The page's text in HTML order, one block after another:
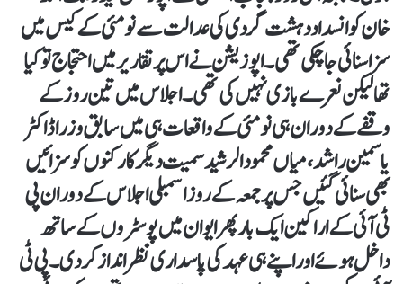
خان کو انسداد دہشت گردی کی عدالت سے نومئی کے کیس میں
سزا سنائی جا چکی تھی۔ اپوزیشن نے اس پر تقاریر میں احتجاج تو کیا
تھا لیکن نعرے بازی نہیں کی تھی۔ اجلاس میں تین روز کے
وقفے کے دوران ہی نومئی کے واقعات ہی میں سابق وزرا ڈ اکٹر
یاسمین راشد، میاں محمود الرشید سمیت دیگر کارکنوں کو سزائیں
بھی سنائی گئیں جس پر جمعہ کے روز اسمبلی اجلاس کے دوران پی
ٹی آئی کے اراکین ایک بار پھر ایوان میں پوسٹروں کے ساتھ
داخل ہوئے اور اپنے ہی عہد کی پاسداری نظر انداز کردی۔ پی ٹی